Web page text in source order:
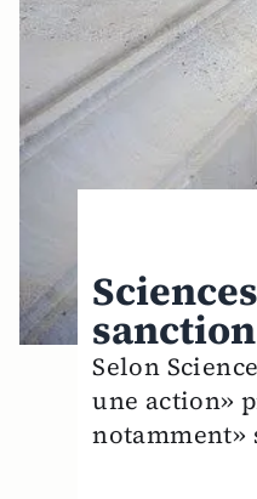
Selon
une action»
notamment»